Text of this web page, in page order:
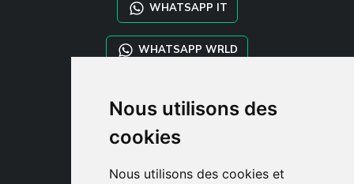
Nous utilisons des
cookies
Nous utilisons des cookies et
WHATSAPP IT
WHATSAPP WRLD
STYLIA SERVICES
SHOP B2B
TAYLOR MADE ORDERS